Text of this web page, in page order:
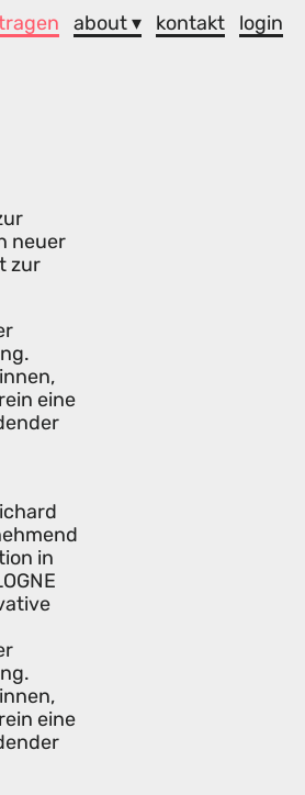
about ▾ kontakt login
neuer
zur
eine
in
eine